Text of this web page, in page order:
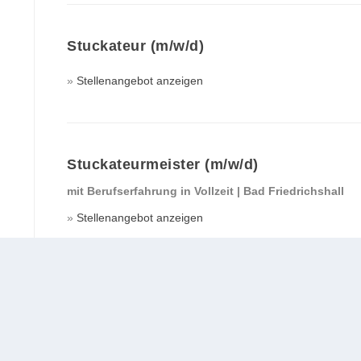
Stuckateur (m/w/d)
Stellenangebot anzeigen
Stuckateurmeister (m/w/d)
mit Berufserfahrung in Vollzeit | Bad Friedrichshall
Stellenangebot anzeigen